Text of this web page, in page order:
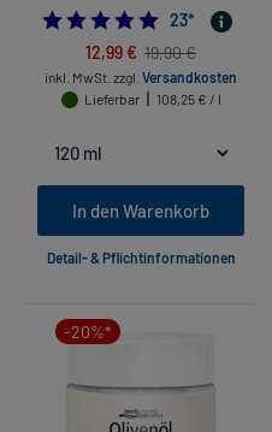
23*
12,99 € 19,90 €
inkl. MwSt. zzgl. Versandkosten
Lieferbar
108,25 € / l
In den Warenkorb
Detail- & Pflichtinformationen
-20%*